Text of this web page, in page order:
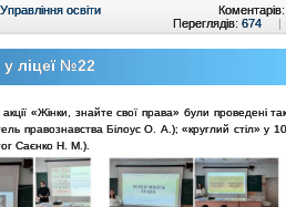
Управління освіти Коментарів:
Переглядів: 674 |
у ліцеї №22
«Жінки, знайте свої права» були проведені
правознавства Білоус О. А.); «круглий стіл» у
Саєнко Н. М.).